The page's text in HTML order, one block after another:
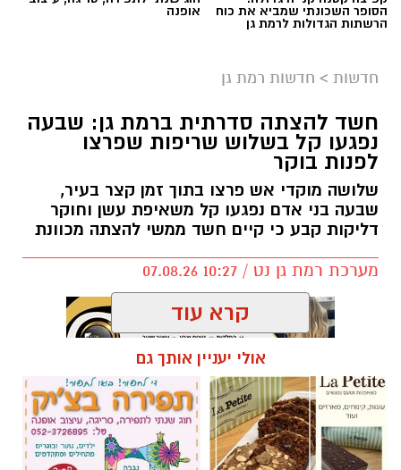
הסופר השכונתי שמביא את כוח
הרשתות הגדולות לרמת גן
אופנה
חדשות > חדשות רמת גן
חשד להצתה סדרתית ברמת גן: שבעה
נפגעו קל בשלוש שריפות שפרצו
לפנות בוקר
שלושה מוקדי אש פרצו בתוך זמן קצר בעיר,
שבעה בני אדם נפגעו קל משאיפת עשן וחוקר
דליקות קבע כי קיים חשד ממשי להצתה מכוונת
מערכת רמת גן נט / 10:27 07.08.26
תגים:שריפה רמת גן
קרא עוד
אולי יעניין אותך גם